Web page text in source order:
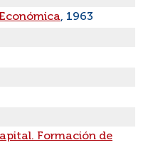
, 1963
Formación de